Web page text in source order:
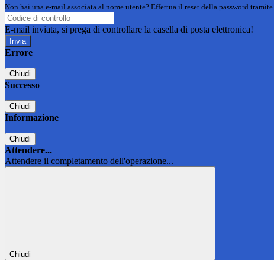
Non hai una e-mail associata al nome utente? Effettua il reset della password
E-mail inviata, si prega di controllare la casella di posta elettronica!
Errore
Chiudi
Successo
Chiudi
Informazione
Chiudi
Attendere...
Attendere il completamento dell'operazione...
Chiudi